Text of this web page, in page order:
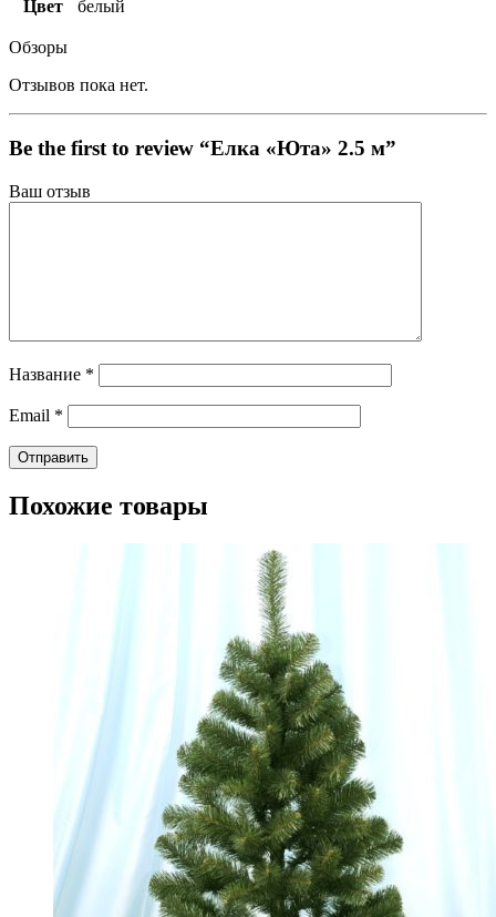
Цвет белый
Обзоры
Отзывов пока нет.
Be the first to review “Елка «Юта» 2.5 м”
Ваш отзыв
Название *
Email *
Похожие товары